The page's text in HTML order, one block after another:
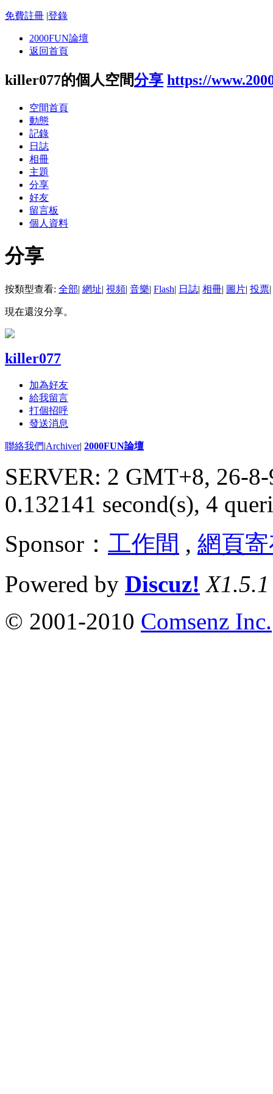
免費註冊 |登錄
2000FUN論壇
返回首頁
killer077的個人空間分享 https://
空間首頁
動態
記錄
日誌
相冊
主題
分享
好友
留言板
個人資料
分享
按類型查看: 全部| 網址| 視頻| 音樂| Flash| 日誌| 相冊| 圖片| 投票|
現在還沒分享。
killer077
加為好友
給我留言
打個招呼
發送消息
聯絡我們|Archiver| 2000FUN論壇
SERVER: 2 GMT+8, 26-
0.132141 second(s), 4
Sponsor： 工作間 , 網頁
Powered by Discuz! X1.5.1
© 2001-2010 Comsenz Inc.